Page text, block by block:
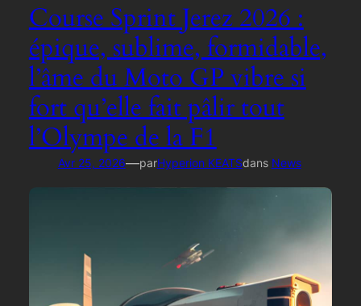
Course Sprint Jerez 2026 :
épique, sublime, formidable,
l’âme du Moto GP vibre si
fort qu’elle fait pâlir tout
l’Olympe de la F1
Avr 25, 2026—parHyperion KEATSdans News